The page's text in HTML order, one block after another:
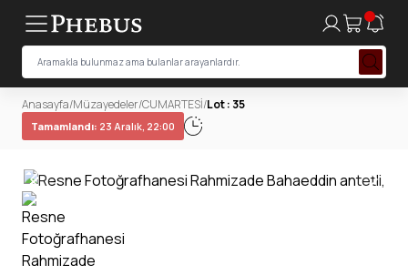
Anasayfa/Müzayedeler/CUMARTESİ/Lot : 35
Tamamlandı: 23 Aralık, 22:00